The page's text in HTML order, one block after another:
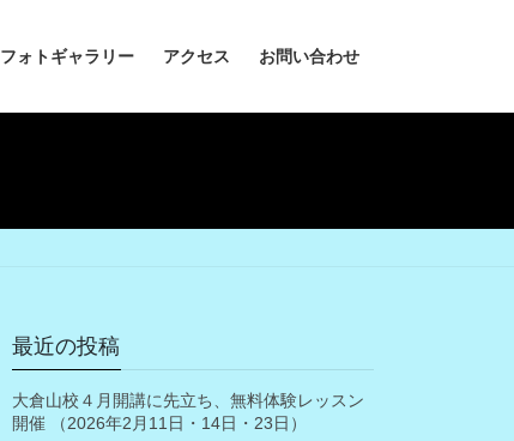
フォトギャラリー アクセス お問い合わせ
最近の投稿
大倉山校４月開講に先立ち、無料体験レッスン
開催 （2026年2月11日・14日・23日）